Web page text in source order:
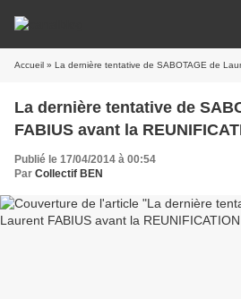
Accueil » La dernière tentative de SABOTAGE de Laurent
La dernière tentative de
FABIUS avant la
Publié le 17/04/2014 à 00:54
Par Collectif BEN